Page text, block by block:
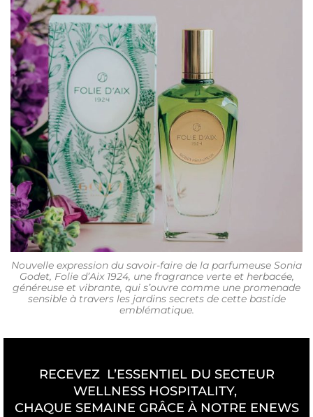
Nouvelle expression du savoir-faire de la parfumeuse Sonia
Godet, Folie d’Aix 1924, une fragrance verte et herbacée,
généreuse et vibrante, qui s’ouvre comme une promenade
sensible à travers les jardins secrets de cette bastide
emblématique.
RECEVEZ L’ESSENTIEL DU SECTEUR
WELLNESS HOSPITALITY,
CHAQUE SEMAINE GRÂCE À NOTRE ENEWS